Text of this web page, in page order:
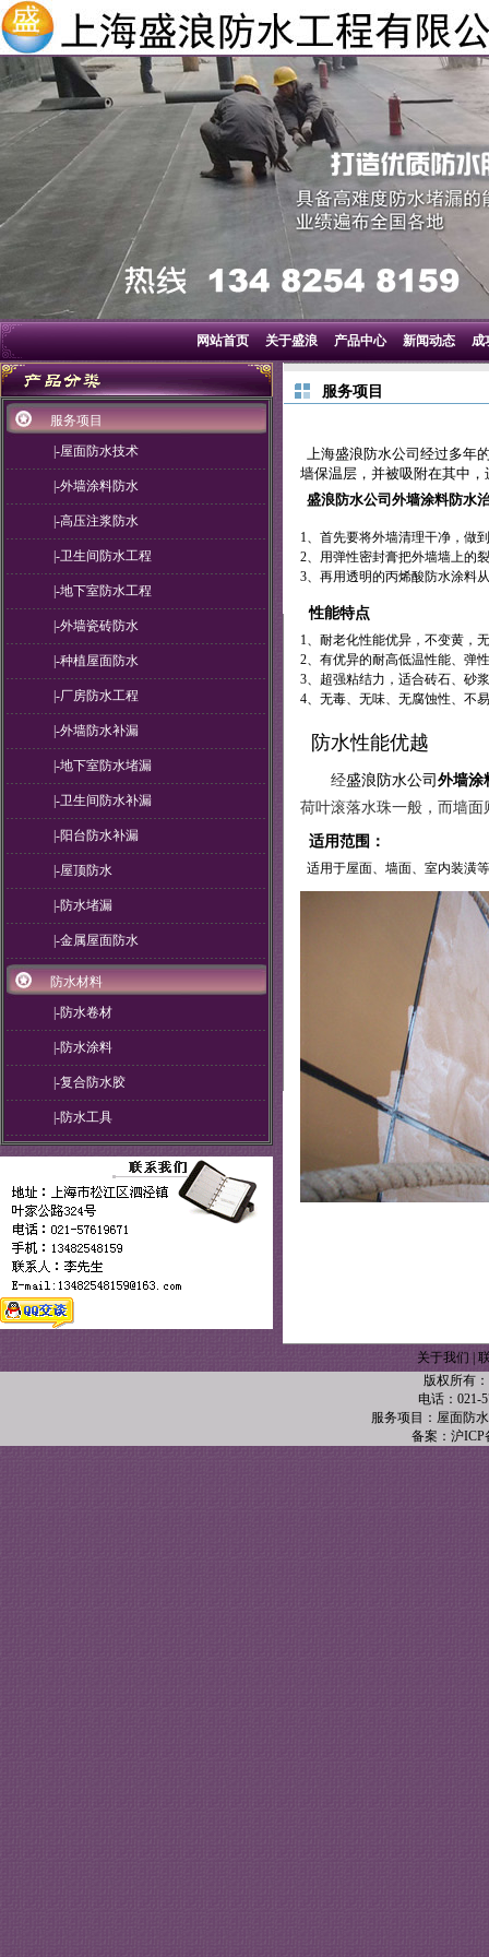
网站首页 关于盛浪 产品中心 新闻动态 成
服务项目
|-屋面防水技术
|-外墙涂料防水
|-高压注浆防水
|-卫生间防水工程
|-地下室防水工程
|-外墙瓷砖防水
|-种植屋面防水
|-厂房防水工程
|-外墙防水补漏
|-地下室防水堵漏
|-卫生间防水补漏
|-阳台防水补漏
|-屋顶防水
|-防水堵漏
|-金属屋面防水
防水材料
|-防水卷材
|-防水涂料
|-复合防水胶
|-防水工具
服务项目
上海盛浪防水公司经过多年
墙保温层，并被吸附在其中
盛浪防水公司 外墙涂料防水
1、首先要将外墙清理干净，做
2、用弹性密封膏把外墙墙上的
3、再用透明的丙烯酸防水涂料
性能特点
1、耐老化性能优异，不变黄，
2、有优异的耐高低温性能、弹
3、超强粘结力，适合砖石、砂
4、无毒、无味、无腐蚀性、不
防水性能优越
经盛浪防水公司 外墙涂
荷叶滚落水珠一般，而墙
适用范围：
适用于屋面、墙面、室内装潢
关于我们
版权所有
电话：021-
服务项目：屋面防
备案：沪ICP